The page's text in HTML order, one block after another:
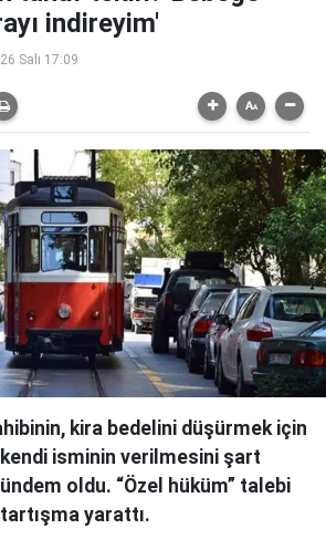
indireyim'
Salı 17:09
kira bedelini düşürmek için
isminin verilmesini şart
oldu. “Özel hüküm” talebi
yarattı.